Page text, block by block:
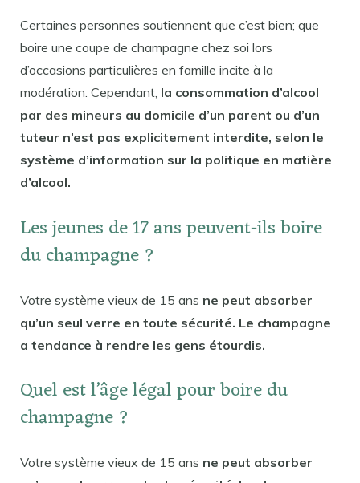
Certaines personnes soutiennent que c’est bien; que
boire une coupe de champagne chez soi lors
d’occasions particulières en famille incite à la
modération. Cependant, la consommation d’alcool
par des mineurs au domicile d’un parent ou d’un
tuteur n’est pas explicitement interdite, selon le
système d’information sur la politique en matière
d’alcool.
Les jeunes de 17 ans peuvent-ils boire
du champagne ?
Votre système vieux de 15 ans ne peut absorber
qu’un seul verre en toute sécurité. Le champagne
a tendance à rendre les gens étourdis.
Quel est l’âge légal pour boire du
champagne ?
Votre système vieux de 15 ans ne peut absorber